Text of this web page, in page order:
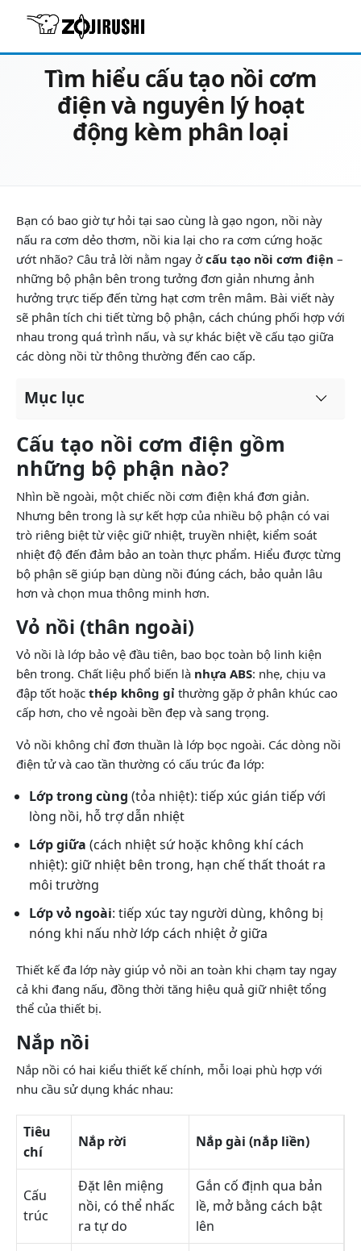
22/06/2026
Tìm hiểu cấu tạo nồi cơm
điện và nguyên lý hoạt
động kèm phân loại
Bạn có bao giờ tự hỏi tại sao cùng là gạo ngon, nồi này
nấu ra cơm dẻo thơm, nồi kia lại cho ra cơm cứng hoặc
ướt nhão? Câu trả lời nằm ngay ởcấu tạo nồi cơm điện –
những bộ phận bên trong tưởng đơn giản nhưng ảnh
hưởng trực tiếp đến từng hạt cơm trên mâm. Bài viết này
sẽ phân tích chi tiết từng bộ phận, cách chúng phối hợp với
nhau trong quá trình nấu, và sự khác biệt về cấu tạo giữa
các dòng nồi từ thông thường đến cao cấp.
Mục lục
Cấu tạo nồi cơm điện gồm
những bộ phận nào?
Nhìn bề ngoài, một chiếc nồi cơm điện khá đơn giản.
Nhưng bên trong là sự kết hợp của nhiều bộ phận có vai
trò riêng biệt từ việc giữ nhiệt, truyền nhiệt, kiểm soát
nhiệt độ đến đảm bảo an toàn thực phẩm. Hiểu được từng
bộ phận sẽ giúp bạn dùng nồi đúng cách, bảo quản lâu
hơn và chọn mua thông minh hơn.
Vỏ nồi (thân ngoài)
Vỏ nồi là lớp bảo vệ đầu tiên, bao bọc toàn bộ linh kiện
bên trong. Chất liệu phổ biến là nhựa ABS: nhẹ, chịu va
đập tốt hoặc thép không gỉ thường gặp ở phân khúc cao
cấp hơn, cho vẻ ngoài bền đẹp và sang trọng.
Vỏ nồi không chỉ đơn thuần là lớp bọc ngoài. Các dòng nồi
điện tử và cao tần thường có cấu trúc đa lớp:
Lớp trong cùng (tỏa nhiệt): tiếp xúc gián tiếp với
lòng nồi, hỗ trợ dẫn nhiệt
Lớp giữa (cách nhiệt sứ hoặc không khí cách
nhiệt): giữ nhiệt bên trong, hạn chế thất thoát ra
môi trường
Lớp vỏ ngoài: tiếp xúc tay người dùng, không bị
nóng khi nấu nhờ lớp cách nhiệt ở giữa
Thiết kế đa lớp này giúp vỏ nồi an toàn khi chạm tay ngay
cả khi đang nấu, đồng thời tăng hiệu quả giữ nhiệt tổng
thể của thiết bị.
Nắp nồi
Nắp nồi có hai kiểu thiết kế chính, mỗi loại phù hợp với
nhu cầu sử dụng khác nhau:
Tiêu
chí
Nắp rời Nắp gài (nắp liền)
Cấu
trúc
Đặt lên miệng
nồi, có thể nhấc
ra tự do
Gắn cố định qua bản
lề, mở bằng cách bật
lên